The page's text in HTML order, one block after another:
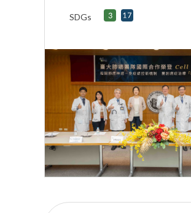
電」新方向
SDGs